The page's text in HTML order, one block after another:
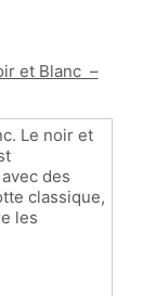
et Blanc –
Le noir et
des
classique,
les